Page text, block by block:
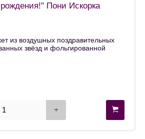
Пони Искорка
из воздушных поздравительных
звёзд и фольгированной